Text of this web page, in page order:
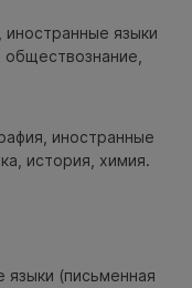
языки
обществознание,
иностранные
история, химия.
(письменная